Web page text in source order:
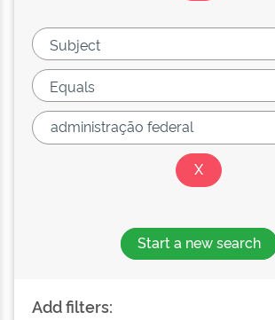
Start a new search
Add filters: